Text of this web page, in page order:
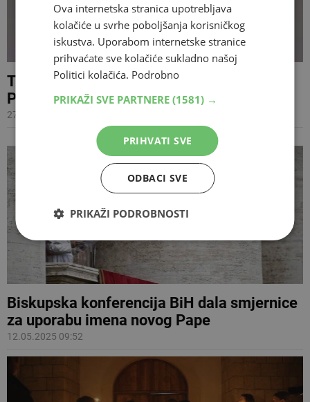
Trodnevna proslava svetog Stjepana
Prvomučenika u Gabeli
27.07.2025 19:13
Biskupska konferencija BiH dala smjernice
za uporabu imena novog Pape
12.05.2025 09:52
Ova internetska stranica upotrebljava
kolačiće u svrhe poboljšanja korisničkog
iskustva. Uporabom internetske stranice
prihvaćate sve kolačiće sukladno našoj
Politici kolačića. Podrobno
PRIKAŽI SVE PARTNERE (1581) →
PRIHVATI SVE
ODBACI SVE
PRIKAŽI PODROBNOSTI